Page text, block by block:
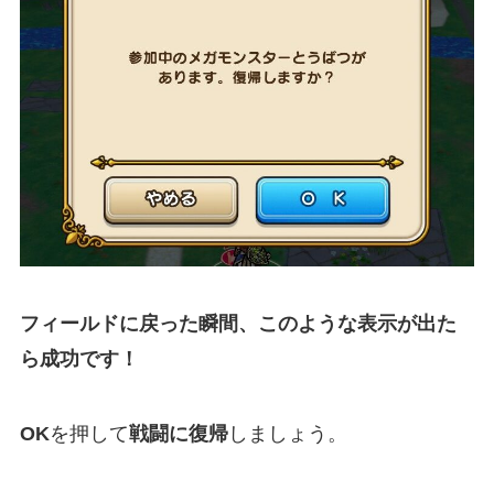
フィールドに戻った瞬間、このような表示が出た
ら成功です！
OKを押して戦闘に復帰しましょう。